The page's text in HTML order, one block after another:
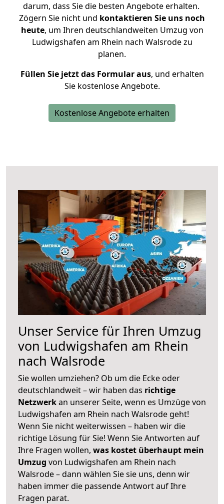
darum, dass Sie die besten Angebote erhalten.
Zögern Sie nicht und kontaktieren Sie uns noch
heute, um Ihren deutschlandweiten Umzug von
Ludwigshafen am Rhein nach Walsrode zu
planen.
Füllen Sie jetzt das Formular aus, und erhalten
Sie kostenlose Angebote.
Kostenlose Angebote erhalten
Unser Service für Ihren Umzug
von Ludwigshafen am Rhein
nach Walsrode
Sie wollen umziehen? Ob um die Ecke oder
deutschlandweit – wir haben das richtige
Netzwerkan unserer Seite, wenn es Umzüge von
Ludwigshafen am Rhein nach Walsrode geht!
Wenn Sie nicht weiterwissen – haben wir die
richtige Lösung für Sie! Wenn Sie Antworten auf
Ihre Fragen wollen, was kostet überhaupt mein
Umzug von Ludwigshafen am Rhein nach
Walsrode – dann wählen Sie sie uns, denn wir
haben immer die passende Antwort auf Ihre
Fragen parat.